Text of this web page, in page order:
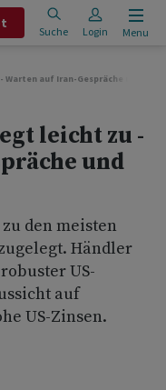
Suche Login Menu
Warten auf Iran-Gespräche und
leicht zu -
und
den meisten
Händler
US-
auf
US-Zinsen.